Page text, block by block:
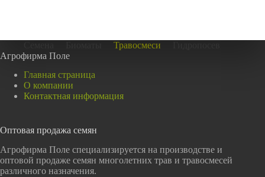
Травосмеси
Агрофирма Поле
Главная страница
О компании
Контактная информация
Оптовая продажа семян
Агрофирма Поле специализируется на производстве и
оптовой продаже семян многолетних трав и травосмесей
различного назначения.